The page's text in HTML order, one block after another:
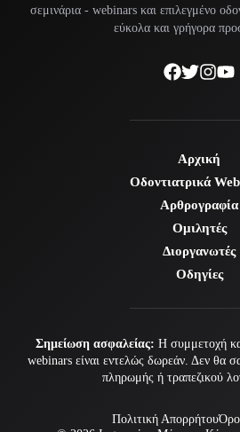
σεμινάρια - webinars και επιλεγμένο
εύκολα και γρήγορα
Αρχική
Οδοντιατρικά
Αρθρογραφία
Ομιλητές
Διοργανωτές
Οδηγίες
Σημείωση ασφαλείας: Η συμμετοχή
webinars είναι εντελώς δωρεάν. Δεν θα
πληρωμής ή τραπεζικού
Πολιτική Απορρήτου